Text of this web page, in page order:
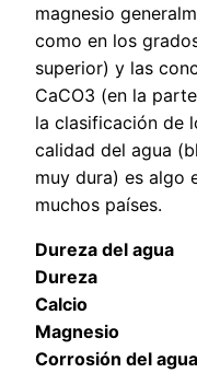
magnesio
como en los
superior) y las
CaCO3 (en la
la clasificación de
calidad del agua
muy dura) es algo
muchos países.
Dureza del agua
Dureza
Calcio
Magnesio
Corrosión del agua